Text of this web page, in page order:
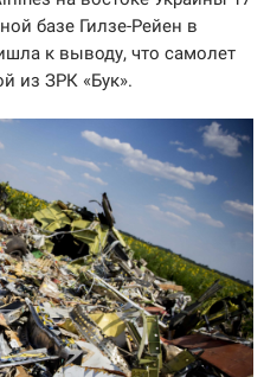
базе Гилзе-Рейен в
к выводу, что самолет
из ЗРК «Бук».